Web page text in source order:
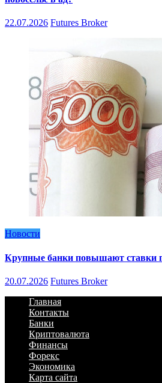
22.07.2026 Futures Broker
Новости
Крупные банки повышают ставки
20.07.2026 Futures Broker
Главная
Контакты
Банки
Криптовалюта
Финансы
Форекс
Экономика
Карта сайта